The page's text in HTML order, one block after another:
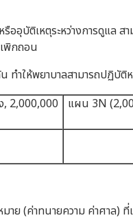
อุบัติเหตุระหว่างการดูแล
พิกถอน
ทำให้พยาบาลสามารถปฏิบัติ
2,000,000
แผน 3N
ย (ค่าทนายความ ค่าศาล